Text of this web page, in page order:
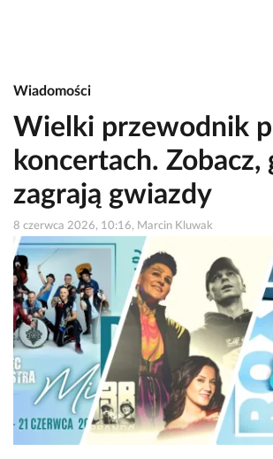
Wiadomości
Wielki przewodnik
koncertach. Zobacz,
zagrają gwiazdy
8 czerwca 2026, 10:16, Marcin Kluwak